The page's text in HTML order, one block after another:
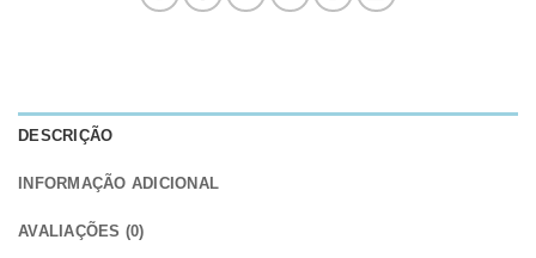
DESCRIÇÃO
INFORMAÇÃO ADICIONAL
AVALIAÇÕES (0)